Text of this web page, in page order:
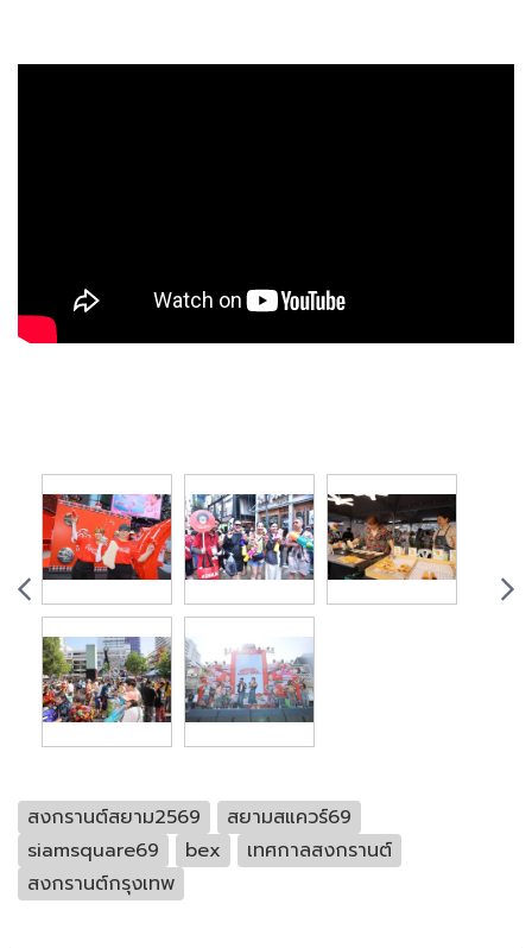
สงกรานต์สยาม2569
สยามสแควร์69
siamsquare69
bex
เทศกาลสงกรานต์
สงกรานต์กรุงเทพ